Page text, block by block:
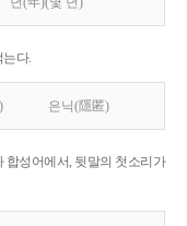
는다.
은닉(隱匿)
합성어에서, 뒷말의 첫소리가